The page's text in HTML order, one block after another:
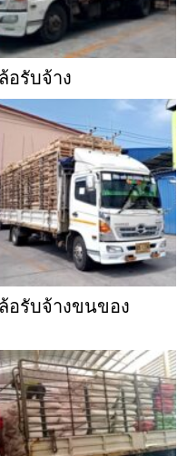
อรับจ้าง
อรับจ้างขนของ